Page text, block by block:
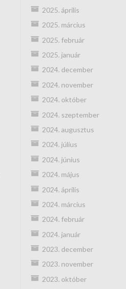
2025. április
2025. március
2025. február
2025. január
2024. december
2024. november
2024. október
2024. szeptember
2024. augusztus
2024. július
2024. június
2024. május
2024. április
2024. március
2024. február
2024. január
2023. december
2023. november
2023. október